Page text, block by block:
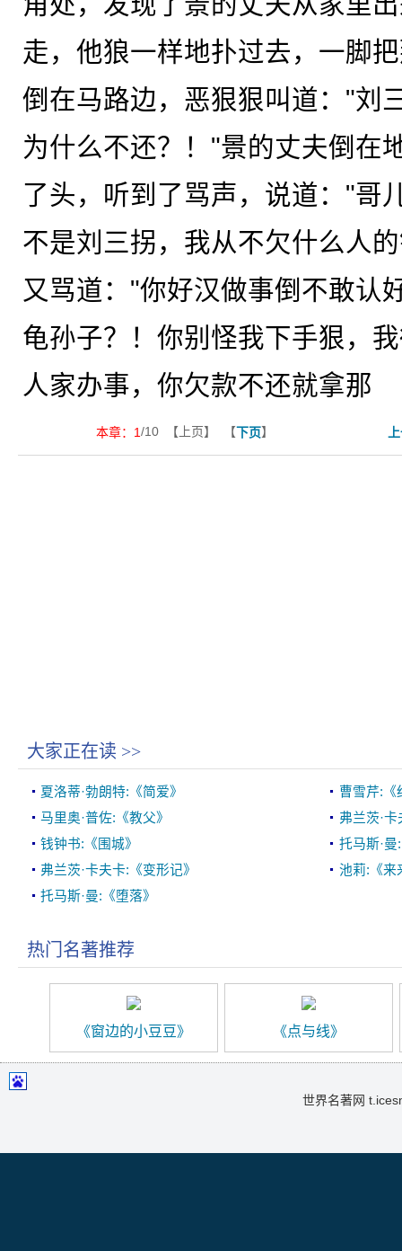
走，他狼一样地扑过去，一脚
倒在马路边，恶狠狠叫道："刘
为什么不还？！"景的丈夫倒在
了头，听到了骂声，说道："哥
不是刘三拐，我从不欠什么人
又骂道："你好汉做事倒不敢认
龟孙子？！你别怪我下手狠，
人家办事，你欠款不还就拿那
本章： 1/10 【上页】 【下页】
大家正在读 >>
夏洛蒂·勃朗特:《简爱》
曹雪芹:《
马里奥·普佐:《教父》
弗兰茨·
钱钟书:《围城》
托马斯·
弗兰茨·卡夫卡:《变形记》
池莉:《来
托马斯·曼:《堕落》
热门名著推荐
《窗边的小豆豆》 《点与线》
世界名著网